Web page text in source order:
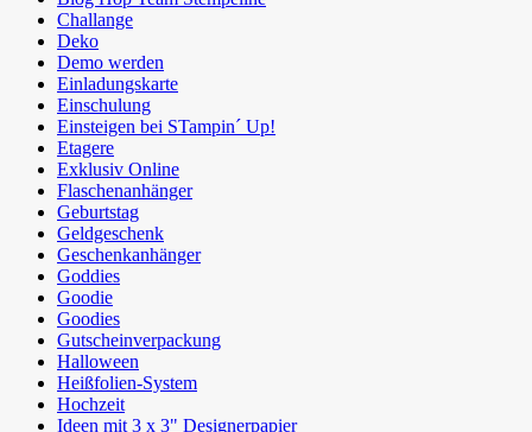
Challange
Deko
Demo werden
Einladungskarte
Einschulung
Einsteigen bei STampin´ Up!
Etagere
Exklusiv Online
Flaschenanhänger
Geburtstag
Geldgeschenk
Geschenkanhänger
Goddies
Goodie
Goodies
Gutscheinverpackung
Halloween
Heißfolien-System
Hochzeit
Ideen mit 3 x 3" Designerpapier